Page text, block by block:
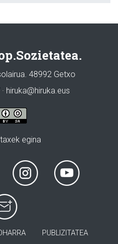
48992 Getxo
hiruka@hiruka.eus
egina
PUBLIZITATEA